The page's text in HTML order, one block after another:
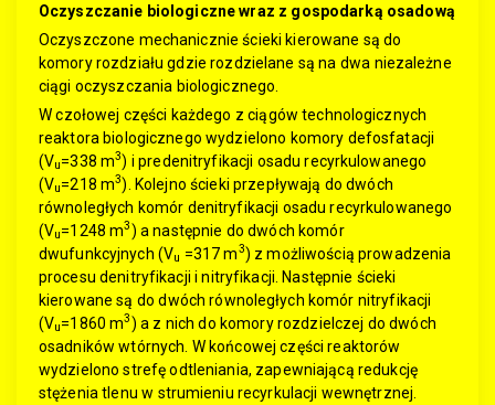
Oczyszczanie biologiczne wraz z gospodarką osadową
Oczyszczone mechanicznie ścieki kierowane są do
komory rozdziału gdzie rozdzielane są na dwa niezależne
ciągi oczyszczania biologicznego.
W czołowej części każdego z ciągów technologicznych
reaktora biologicznego wydzielono komory defosfatacji
(Vu=338 m3) i predenitryfikacji osadu recyrkulowanego
(Vu=218 m3). Kolejno ścieki przepływają do dwóch
równoległych komór denitryfikacji osadu recyrkulowanego
(Vu=1248 m3) a następnie do dwóch komór
dwufunkcyjnych (Vu =317 m3) z możliwością prowadzenia
procesu denitryfikacji i nitryfikacji. Następnie ścieki
kierowane są do dwóch równoległych komór nitryfikacji
(Vu=1860 m3) a z nich do komory rozdzielczej do dwóch
osadników wtórnych. W końcowej części reaktorów
wydzielono strefę odtleniania, zapewniającą redukcję
stężenia tlenu w strumieniu recyrkulacji wewnętrznej.